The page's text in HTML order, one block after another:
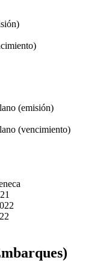
(emisión)
(vencimiento)